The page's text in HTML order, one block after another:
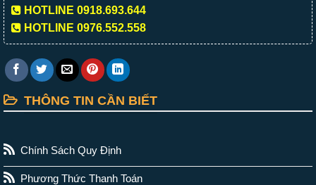
HOTLINE 0918.693.644
HOTLINE 0976.552.558
THÔNG TIN CẦN BIẾT
Chính Sách Quy Định
Phương Thức Thanh Toán